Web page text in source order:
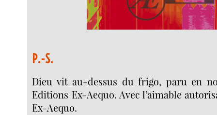
P.-S.
Dieu vit au-dessus du frigo, paru en
Editions Ex-Aequo. Avec l’aimable
Ex-Aequo.